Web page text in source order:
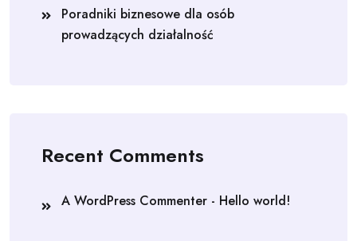
Poradniki biznesowe dla osób
prowadzących działalność
Recent Comments
A WordPress Commenter - Hello world!